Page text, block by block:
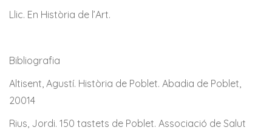
Llic. En Història de l’Art.
Bibliografia
Altisent, Agustí. Història de Poblet. Abadia de Poblet,
20014
Rius, Jordi. 150 tastets de Poblet. Associació de Salut